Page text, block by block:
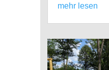
mehr lesen